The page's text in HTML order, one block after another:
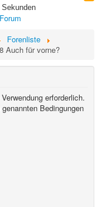
Forenliste
Auch für vorne?
erforderlich.
Bedingungen